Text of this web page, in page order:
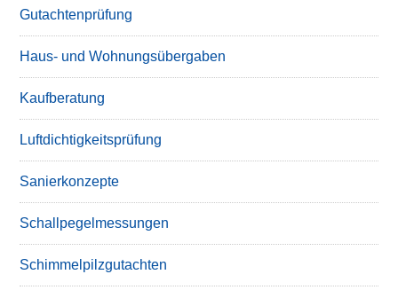
Gutachtenprüfung
Haus- und Wohnungsübergaben
Kaufberatung
Luftdichtigkeitsprüfung
Sanierkonzepte
Schallpegelmessungen
Schimmelpilzgutachten